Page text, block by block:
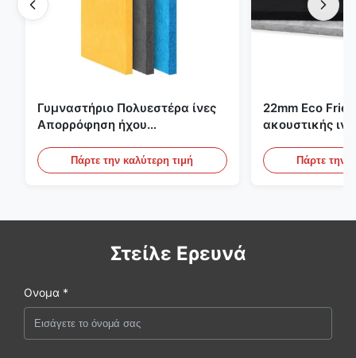
Γυμναστήριο Πολυεστέρα ίνες
Απορρόφηση ήχου
εξατομικευμένο σχεδιασμό
Πάρτε την καλύτερη τιμή
22mm Eco
ακουστικής
σινεμάΠάρτε την
Στείλε Ερευνά
Ονομα *